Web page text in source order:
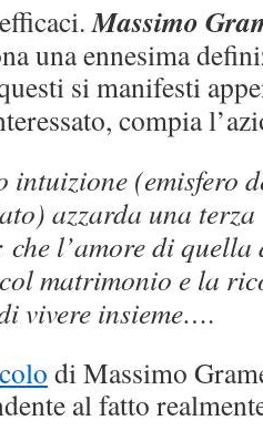
Massimo
una ennesima
si manifesti
compia
(emisfero
azzarda una
l’amore di quella
matrimonio e la
vivere insieme….
di Massimo
al fatto